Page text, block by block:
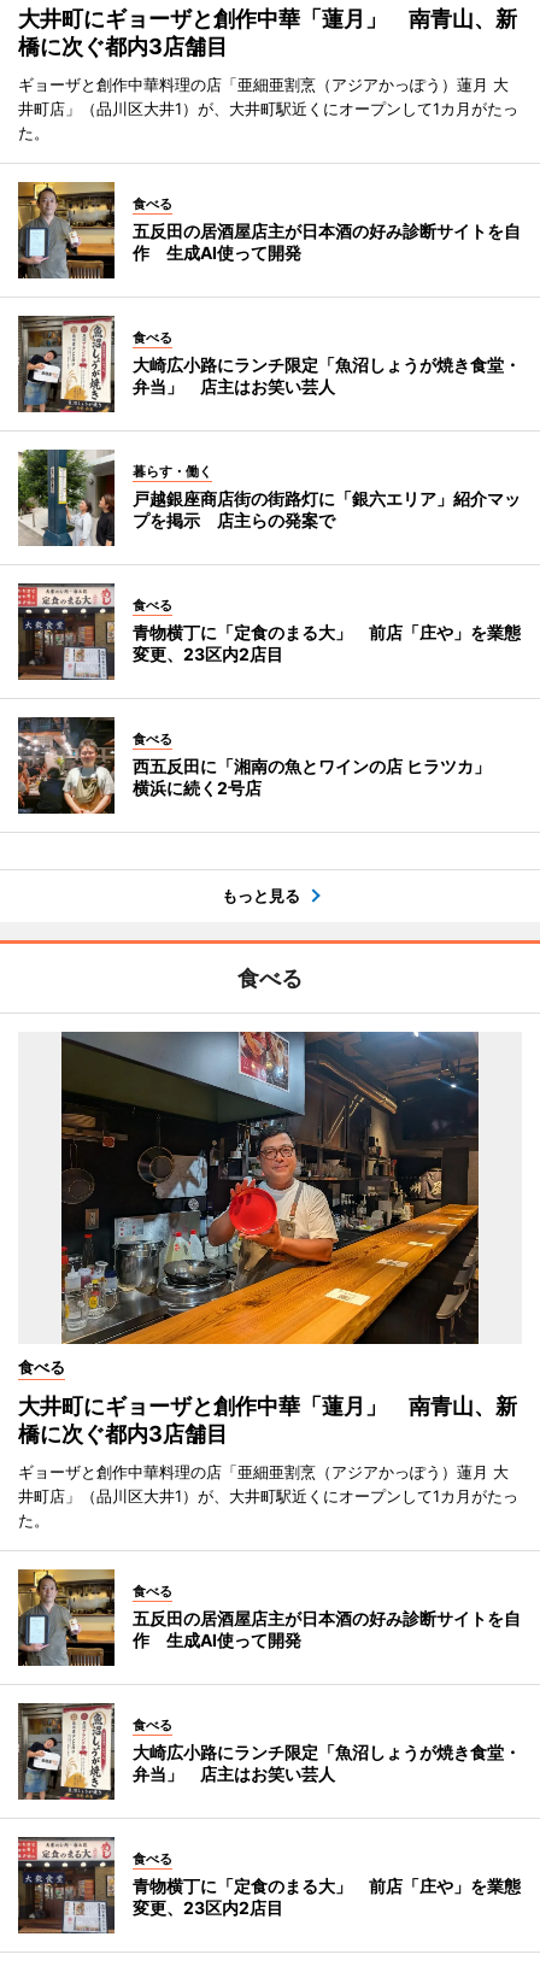
大井町にギョーザと創作中華「蓮月」 南青山、新
橋に次ぐ都内3店舗目
ギョーザと創作中華料理の店「亜細亜割烹（アジアかっぽう）蓮月 大
井町店」（品川区大井1）が、大井町駅近くにオープンして1カ月がたっ
た。
食べる
五反田の居酒屋店主が日本酒の好み診断サイトを自
作 生成AI使って開発
食べる
大崎広小路にランチ限定「魚沼しょうが焼き食堂・
弁当」 店主はお笑い芸人
暮らす・働く
戸越銀座商店街の街路灯に「銀六エリア」紹介マッ
プを掲示 店主らの発案で
食べる
青物横丁に「定食のまる大」 前店「庄や」を業態
変更、23区内2店目
食べる
西五反田に「湘南の魚とワインの店 ヒラツカ」
横浜に続く2号店
もっと見る
食べる
食べる
大井町にギョーザと創作中華「蓮月」 南青山、新
橋に次ぐ都内3店舗目
ギョーザと創作中華料理の店「亜細亜割烹（アジアかっぽう）蓮月 大
井町店」（品川区大井1）が、大井町駅近くにオープンして1カ月がたっ
た。
食べる
五反田の居酒屋店主が日本酒の好み診断サイトを自
作 生成AI使って開発
食べる
大崎広小路にランチ限定「魚沼しょうが焼き食堂・
弁当」 店主はお笑い芸人
食べる
青物横丁に「定食のまる大」 前店「庄や」を業態
変更、23区内2店目